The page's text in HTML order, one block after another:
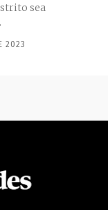
sea
2023